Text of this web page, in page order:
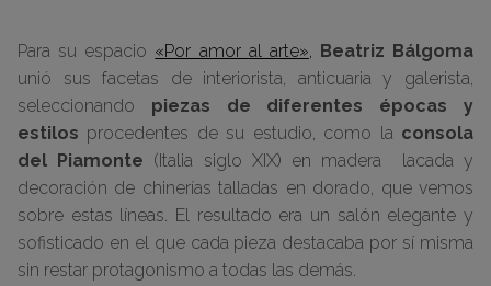
Para su espacio «Por amor al arte»,
Beatriz Bálgoma
unió sus facetas de interiorista, anticuaria y galerista,
seleccionando piezas de diferentes épocas y
estilos procedentes de su estudio, como la consola
del Piamonte (Italia siglo XIX) en madera lacada y
decoración de chinerías talladas en dorado, que vemos
sobre estas líneas. El resultado era un salón elegante y
sofisticado en el que cada pieza destacaba por sí misma
sin restar protagonismo a todas las demás.